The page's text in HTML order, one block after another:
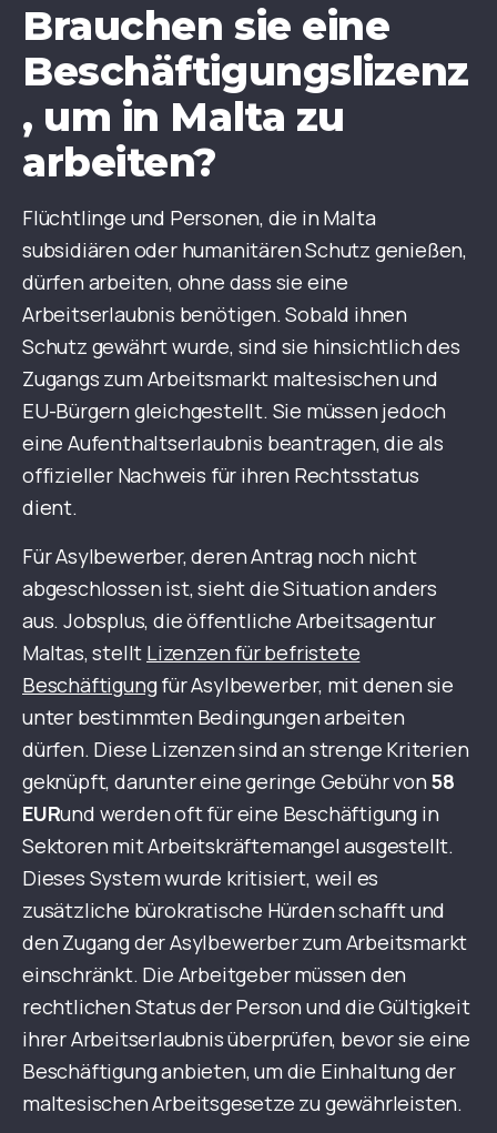
Brauchen sie eine
Beschäftigungslizenz
, um in Malta zu
arbeiten?
Flüchtlinge und Personen, die in Malta
subsidiären oder humanitären Schutz genießen,
dürfen arbeiten, ohne dass sie eine
Arbeitserlaubnis benötigen. Sobald ihnen
Schutz gewährt wurde, sind sie hinsichtlich des
Zugangs zum Arbeitsmarkt maltesischen und
EU-Bürgern gleichgestellt. Sie müssen jedoch
eine Aufenthaltserlaubnis beantragen, die als
offizieller Nachweis für ihren Rechtsstatus
dient.
Für Asylbewerber, deren Antrag noch nicht
abgeschlossen ist, sieht die Situation anders
aus. Jobsplus, die öffentliche Arbeitsagentur
Maltas, stellt Lizenzen für befristete
Beschäftigungfür Asylbewerber, mit denen sie
unter bestimmten Bedingungen arbeiten
dürfen. Diese Lizenzen sind an strenge Kriterien
geknüpft, darunter eine geringe Gebühr von 58
EURund werden oft für eine Beschäftigung in
Sektoren mit Arbeitskräftemangel ausgestellt.
Dieses System wurde kritisiert, weil es
zusätzliche bürokratische Hürden schafft und
den Zugang der Asylbewerber zum Arbeitsmarkt
einschränkt. Die Arbeitgeber müssen den
rechtlichen Status der Person und die Gültigkeit
ihrer Arbeitserlaubnis überprüfen, bevor sie eine
Beschäftigung anbieten, um die Einhaltung der
maltesischen Arbeitsgesetze zu gewährleisten.